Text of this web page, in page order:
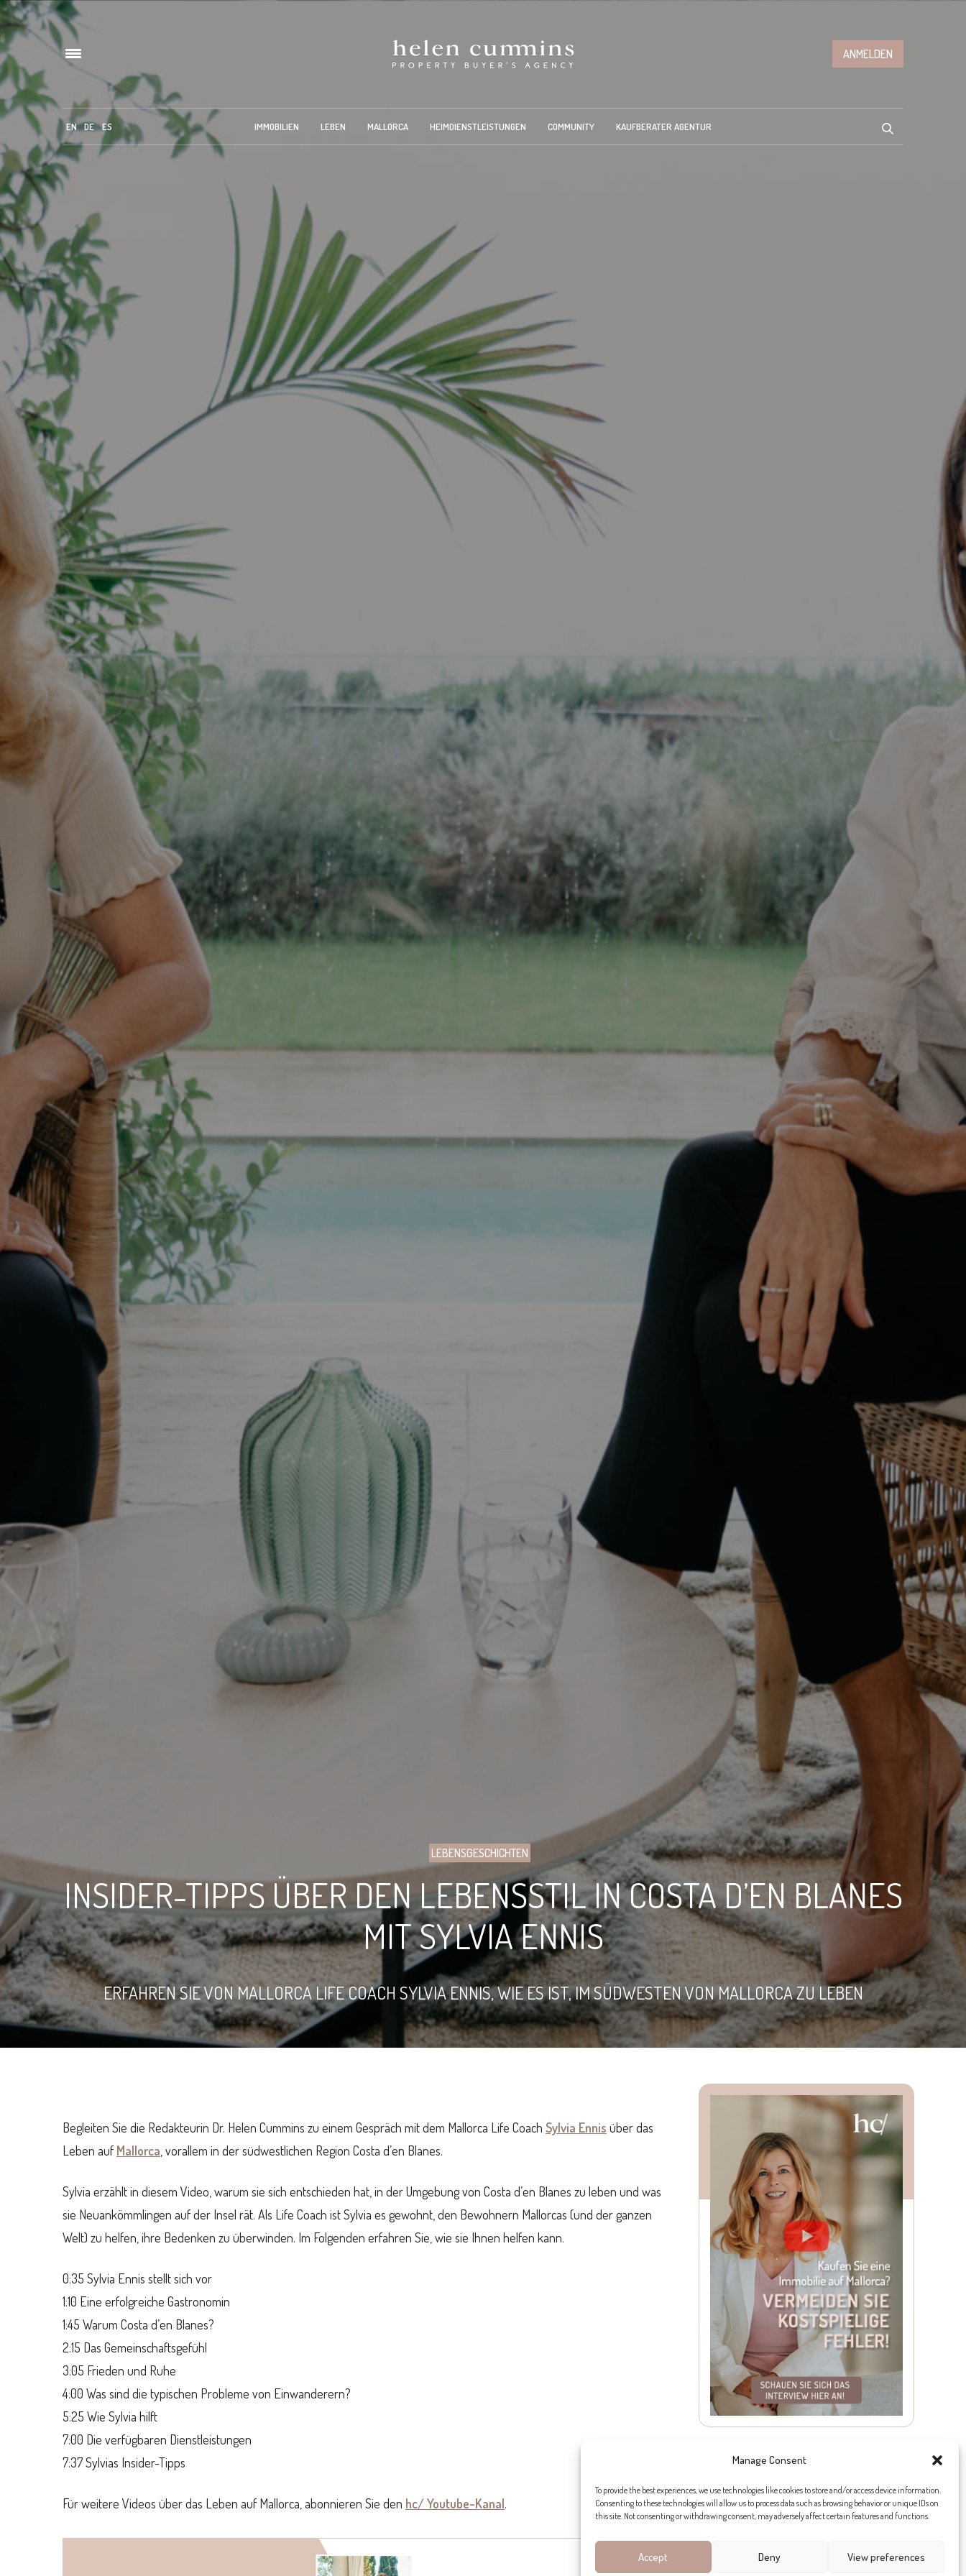
Manage Consent
To provide the best experiences, we use technologies like cookies to store and/or access device information.
Consenting to these technologies will allow us to process data such as browsing behavior or unique IDs on
this site. Not consenting or withdrawing consent, may adversely affect certain features and functions.
Accept Deny View preferences
ANMELDEN
EN DE ES IMMOBILIEN LEBEN MALLORCA HEIMDIENSTLEISTUNGEN COMMUNITY KAUFBERATER AGENTUR
LEBENSGESCHICHTEN
INSIDER-TIPPS ÜBER DEN LEBENSSTIL IN COSTA D’EN BLANES
MIT SYLVIA ENNIS
ERFAHREN SIE VON MALLORCA LIFE COACH SYLVIA ENNIS, WIE ES IST, IM SÜDWESTEN VON MALLORCA ZU LEBEN
Begleiten Sie die Redakteurin Dr. Helen Cummins zu einem Gespräch mit dem Mallorca Life Coach Sylvia Ennis über das
Leben auf Mallorca , vorallem in der südwestlichen Region Costa d’en Blanes.
Sylvia erzählt in diesem Video, warum sie sich entschieden hat, in der Umgebung von Costa d’en Blanes zu leben und was
sie Neuankömmlingen auf der Insel rät. Als Life Coach ist Sylvia es gewohnt, den Bewohnern Mallorcas (und der ganzen
Welt) zu helfen, ihre Bedenken zu überwinden. Im Folgenden erfahren Sie, wie sie Ihnen helfen kann.
0:35 Sylvia Ennis stellt sich vor
1:10 Eine erfolgreiche Gastronomin
1:45 Warum Costa d’en Blanes?
2:15 Das Gemeinschaftsgefühl
3:05 Frieden und Ruhe
4:00 Was sind die typischen Probleme von Einwanderern?
5:25 Wie Sylvia hilft
7:00 Die verfügbaren Dienstleistungen
7:37 Sylvias Insider-Tipps
Für weitere Videos über das Leben auf Mallorca, abonnieren Sie den hc/ Youtube-Kanal.